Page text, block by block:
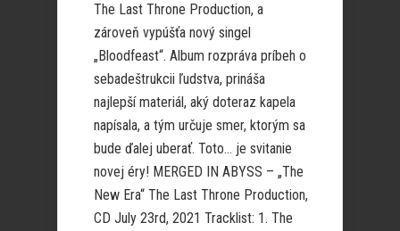
The Last Throne Production, a
zároveň vypúšťa nový singel
„Bloodfeast“. Album rozpráva príbeh o
sebadeštrukcii ľudstva, prináša
najlepší materiál, aký doteraz kapela
napísala, a tým určuje smer, ktorým sa
bude ďalej uberať. Toto… je svitanie
novej éry! MERGED IN ABYSS – „The
New Era“ The Last Throne Production,
CD July 23rd, 2021 Tracklist: 1. The